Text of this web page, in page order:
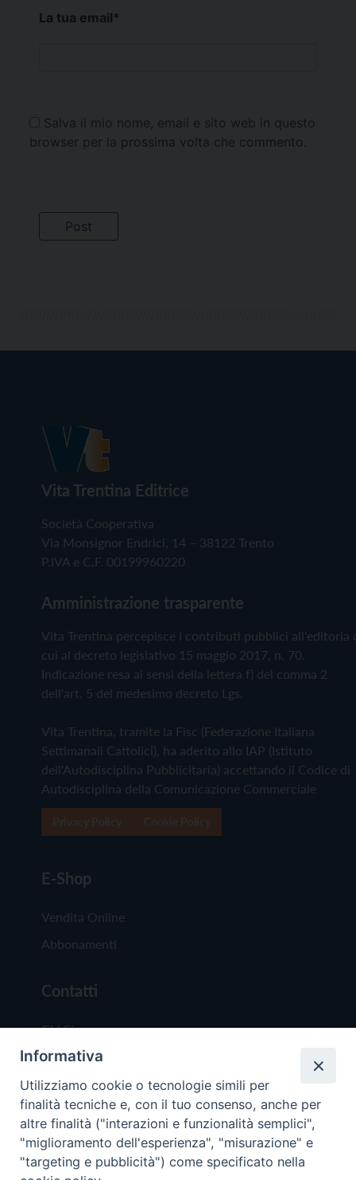
La tua email*
Salva il mio nome, email e sito web in questo
browser per la prossima volta che commento.
Vita Trentina Editrice
Società Cooperativa
Via Monsignor Endrici, 14 – 38122 Trento
P.IVA e C.F. 00199960220
Amministrazione trasparente
Vita Trentina percepisce i contributi pubblici all'editoria
cui al decreto legislativo 15 maggio 2017, n. 70.
Indicazione resa ai sensi della lettera f) del comma 2
dell'art. 5 del medesimo decreto Lgs.
Vita Trentina, tramite la Fisc (Federazione Italiana
Settimanali Cattolici), ha aderito allo IAP (Istituto
dell'Autodisciplina Pubblicitaria) accettando il Codice di
Autodisciplina della Comunicazione Commerciale
E-Shop
Vendita Online
Abbonamenti
Contatti
Chi Siamo
Redazione
Scrivici
Informativa
Utilizziamo cookie o tecnologie simili per
finalità tecniche e, con il tuo consenso, anche per
altre finalità ("interazioni e funzionalità semplici",
"miglioramento dell'esperienza", "misurazione" e
"targeting e pubblicità") come specificato nella